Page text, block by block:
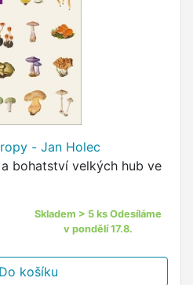
- Jan Holec
bohatství velkých hub ve
Skladem > 5 ks Odesíláme
v pondělí 17.8.
košíku